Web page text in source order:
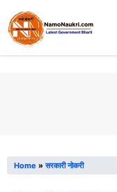
content
Home »सरकारी नोकरी